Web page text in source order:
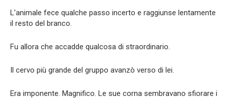
L’animale fece qualche passo incerto e raggiunse lentamente
il resto del branco.
Fu allora che accadde qualcosa di straordinario.
Il cervo più grande del gruppo avanzò verso di lei.
Era imponente. Magnifico. Le sue corna sembravano sfiorare i